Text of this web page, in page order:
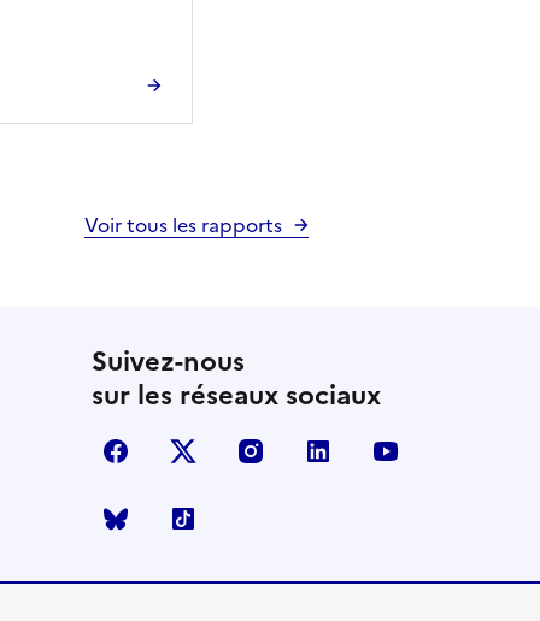
Voir tous les rapports
Suivez-nous
sur les réseaux sociaux
facebook X (anciennement Twitter)
instagramlinkedin
Bluesky